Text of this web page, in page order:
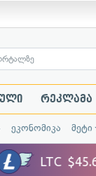
რეკლამა
ეკონომიკა მეტი